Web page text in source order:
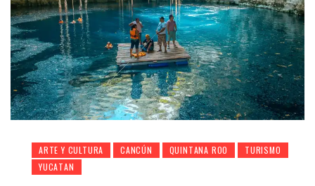
ARTE Y CULTURA CANCÚN QUINTANA ROO
TURISMO
YUCATAN